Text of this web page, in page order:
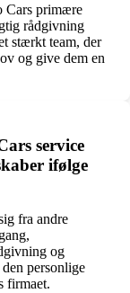
Cars primære
rådgivning
stærkt team, der
og give dem en
service
ifølge
fra andre
og
personlige
firmaet.